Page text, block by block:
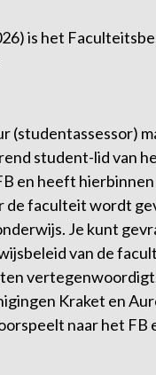
is het
student-lid van
en heeft
faculteit wordt
Je kunt
van de
Kraket en
naar het FB